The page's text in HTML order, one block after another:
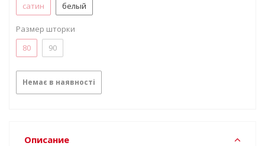
сатин
белый
Размер шторки
80
90
Немає в наявності
Описание